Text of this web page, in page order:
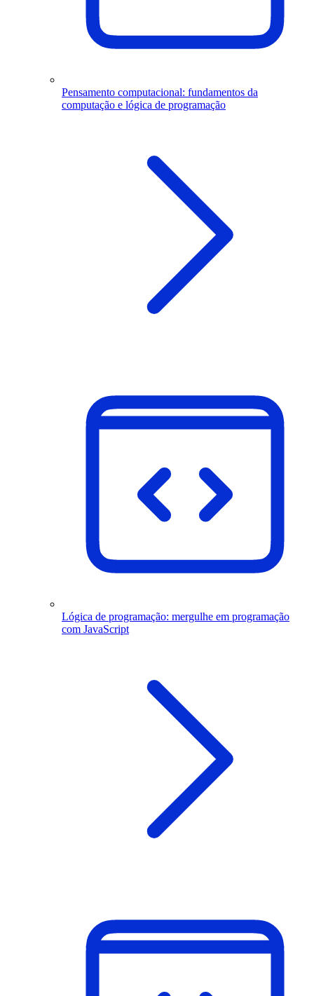
Pensamento computacional: fundamentos da
computação e lógica de programação
Lógica de programação: mergulhe em programação
com JavaScript